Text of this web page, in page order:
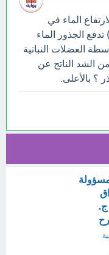
الماء في
الجذور الماء
العضلات النباتية
الشد الناتج عن
؟ بالأعلى.
مسؤولة
ج.